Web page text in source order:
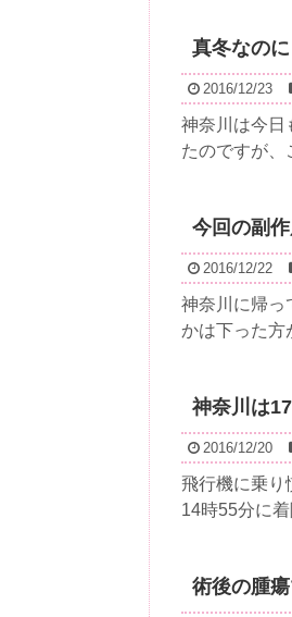
真冬なの
2016/12/23
神奈川は今日
たのですが、
今回の副作
2016/12/22
神奈川に帰っ
かは下った方
神奈川は
2016/12/20
飛行機に乗り
14時55分に
術後の腫